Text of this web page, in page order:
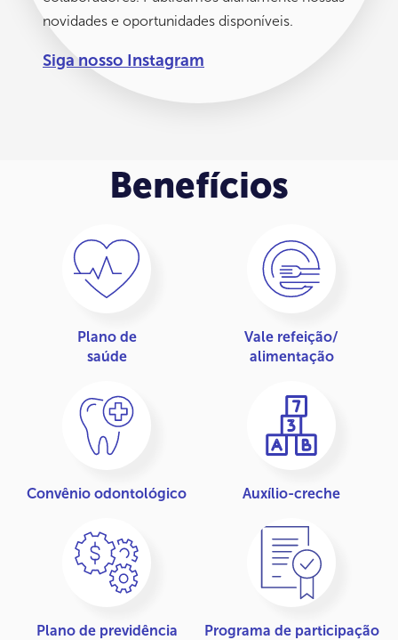
novidades e oportunidades disponíveis.
Siga nosso Instagram
Benefícios
Plano de
saúde
Vale refeição/
alimentação
Convênio odontológico Auxílio-creche
Plano de previdência
Programa de participação